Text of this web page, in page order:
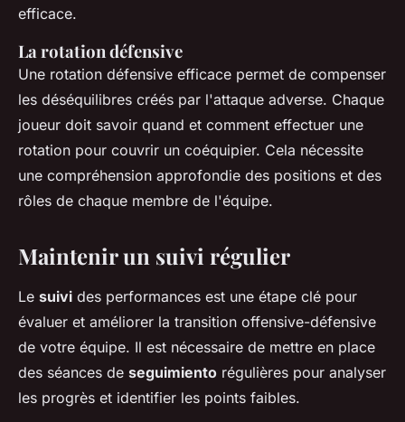
efficace.
La rotation défensive
Une rotation défensive efficace permet de compenser
les déséquilibres créés par l'attaque adverse. Chaque
joueur doit savoir quand et comment effectuer une
rotation pour couvrir un coéquipier. Cela nécessite
une compréhension approfondie des positions et des
rôles de chaque membre de l'équipe.
Maintenir un suivi régulier
Le suivi des performances est une étape clé pour
évaluer et améliorer la transition offensive-défensive
de votre équipe. Il est nécessaire de mettre en place
des séances de seguimiento régulières pour analyser
les progrès et identifier les points faibles.